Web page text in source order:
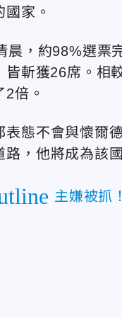
國家。
晨，約98%選票
皆斬獲26席。 相
倍。
表態不會與懷爾
路，他將成為該
主嫌被抓